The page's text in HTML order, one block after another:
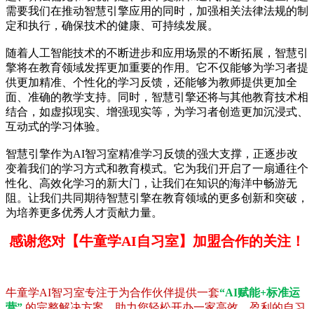
需要我们在推动智慧引擎应用的同时，加强相关法律法规的制
定和执行，确保技术的健康、可持续发展。
随着人工智能技术的不断进步和应用场景的不断拓展，智慧引
擎将在教育领域发挥更加重要的作用。它不仅能够为学习者提
供更加精准、个性化的学习反馈，还能够为教师提供更加全
面、准确的教学支持。同时，智慧引擎还将与其他教育技术相
结合，如虚拟现实、增强现实等，为学习者创造更加沉浸式、
互动式的学习体验。
智慧引擎作为AI智习室精准学习反馈的强大支撑，正逐步改
变着我们的学习方式和教育模式。它为我们开启了一扇通往个
性化、高效化学习的新大门，让我们在知识的海洋中畅游无
阻。让我们共同期待智慧引擎在教育领域的更多创新和突破，
为培养更多优秀人才贡献力量。
感谢您对【牛童学AI自习室】加盟合作的关注！
牛童学AI智习室专注于为合作伙伴提供一套“AI赋能+标准运